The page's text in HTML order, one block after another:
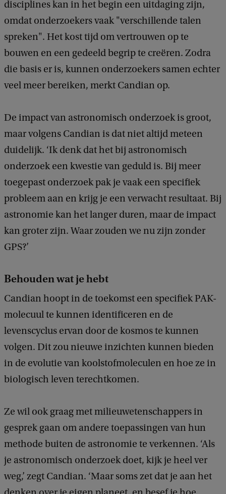
disciplines kan in het begin een uitdaging zijn,
omdat onderzoekers vaak "verschillende talen
spreken". Het kost tijd om vertrouwen op te
bouwen en een gedeeld begrip te creëren. Zodra
die basis er is, kunnen onderzoekers samen echter
veel meer bereiken, merkt Candian op.
De impact van astronomisch onderzoek is groot,
maar volgens Candian is dat niet altijd meteen
duidelijk. ‘Ik denk dat het bij astronomisch
onderzoek een kwestie van geduld is. Bij meer
toegepast onderzoek pak je vaak een specifiek
probleem aan en krijg je een verwacht resultaat. Bij
astronomie kan het langer duren, maar de impact
kan groter zijn. Waar zouden we nu zijn zonder
GPS?’
Behouden wat je hebt
Candian hoopt in de toekomst een specifiek PAK-
molecuul te kunnen identificeren en de
levenscyclus ervan door de kosmos te kunnen
volgen. Dit zou nieuwe inzichten kunnen bieden
in de evolutie van koolstofmoleculen en hoe ze in
biologisch leven terechtkomen.
Ze wil ook graag met milieuwetenschappers in
gesprek gaan om andere toepassingen van hun
methode buiten de astronomie te verkennen. ‘Als
je astronomisch onderzoek doet, kijk je heel ver
weg,’ zegt Candian. ‘Maar soms zet dat je aan het